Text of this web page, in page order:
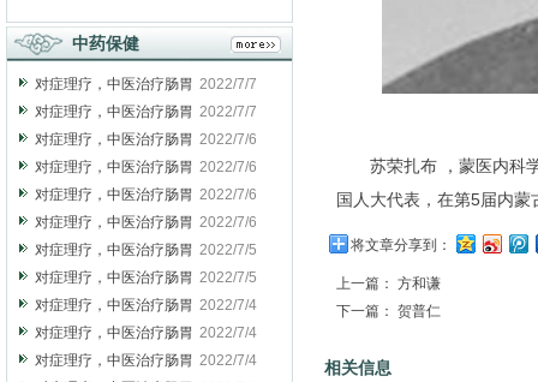
中药保健
对症理疗，中医治疗肠胃 2022/7/7
对症理疗，中医治疗肠胃 2022/7/7
对症理疗，中医治疗肠胃 2022/7/6
对症理疗，中医治疗肠胃 2022/7/6
对症理疗，中医治疗肠胃 2022/7/6
对症理疗，中医治疗肠胃 2022/7/6
对症理疗，中医治疗肠胃 2022/7/5
对症理疗，中医治疗肠胃 2022/7/5
对症理疗，中医治疗肠胃 2022/7/4
对症理疗，中医治疗肠胃 2022/7/4
对症理疗，中医治疗肠胃 2022/7/4
苏荣扎布 ，蒙医内科
国人大代表，在第5届内
将文章分享到：
上一篇： 方和谦
下一篇： 贺普仁
相关信息